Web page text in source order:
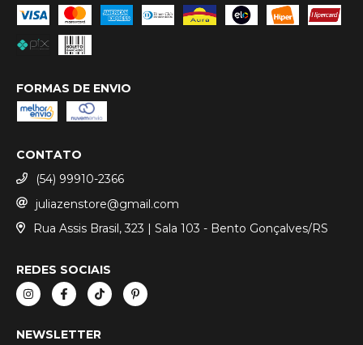
FORMAS DE ENVIO
CONTATO
(54) 99910-2366
juliazenstore@gmail.com
Rua Assis Brasil, 323 | Sala 103 - Bento Gonçalves/RS
REDES SOCIAIS
NEWSLETTER